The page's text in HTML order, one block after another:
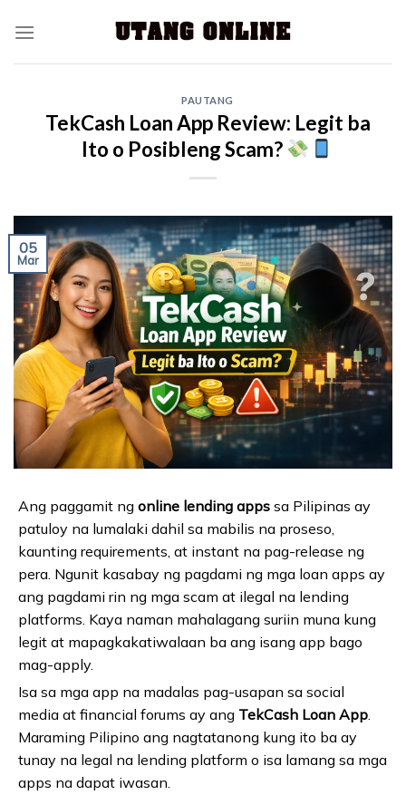
PAUTANG
TekCash Loan App Review: Legit ba
Ito o Posibleng Scam?
05
Mar
Ang paggamit ng online lending apps sa Pilipinas ay
patuloy na lumalaki dahil sa mabilis na proseso,
kaunting requirements, at instant na pag-release ng
pera. Ngunit kasabay ng pagdami ng mga loan apps ay
ang pagdami rin ng mga scam at ilegal na lending
platforms. Kaya naman mahalagang suriin muna kung
legit at mapagkakatiwalaan ba ang isang app bago
mag-apply.
Isa sa mga app na madalas pag-usapan sa social
media at financial forums ay ang TekCash Loan App
Maraming Pilipino ang nagtatanong kung ito ba ay
tunay na legal na lending platform o isa lamang sa mga
apps na dapat iwasan.